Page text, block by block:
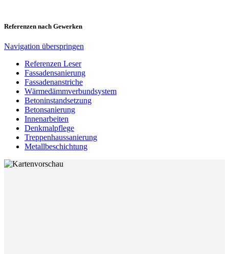
Referenzen nach Gewerken
Navigation überspringen
Referenzen Leser
Fassadensanierung
Fassadenanstriche
Wärmedämmverbundsystem
Betoninstandsetzung
Betonsanierung
Innenarbeiten
Denkmalpflege
Treppenhaussanierung
Metallbeschichtung